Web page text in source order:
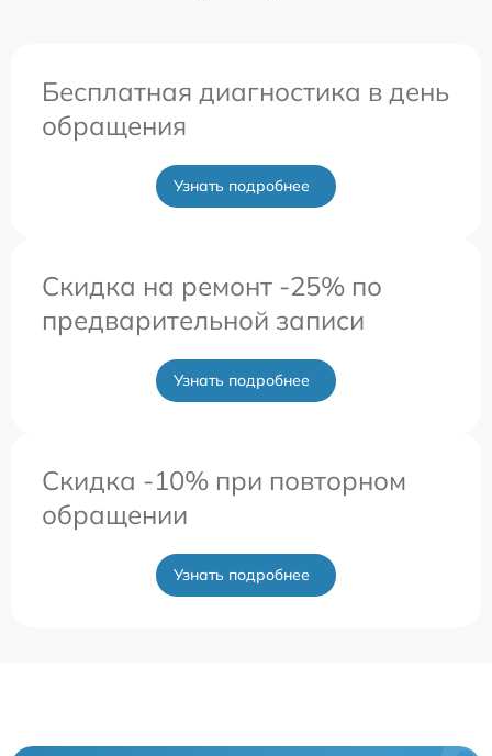
Бесплатная диагностика в день
обращения
Узнать подробнее
Скидка на ремонт -25% по
предварительной записи
Узнать подробнее
Скидка -10% при повторном
обращении
Узнать подробнее